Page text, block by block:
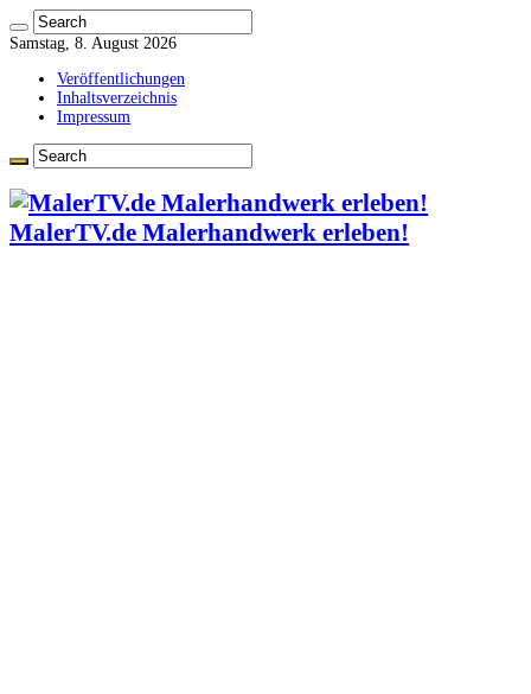
Samstag, 8. August 2026
Veröffentlichungen
Inhaltsverzeichnis
Impressum
MalerTV.de Malerhandwerk erleben!